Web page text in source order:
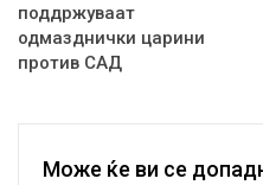
поддржуваат
одмазднички царини
против САД
Може ќе ви се